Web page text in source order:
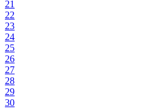
21
22
23
24
25
26
27
28
29
30